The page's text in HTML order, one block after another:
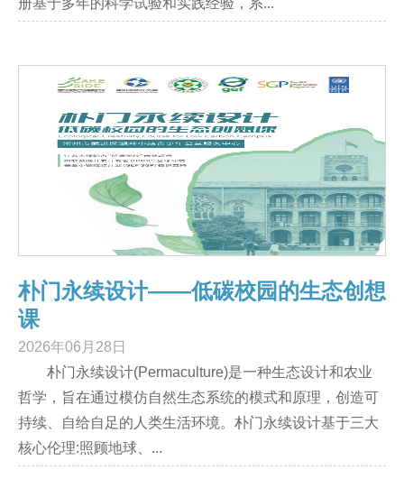
册基于多年的科学试验和实践经验，系...
朴门永续设计——低碳校园的生态创想
课
2026年06月28日
朴门永续设计(Permaculture)是一种生态设计和农业
哲学，旨在通过模仿自然生态系统的模式和原理，创造可
持续、自给自足的人类生活环境。朴门永续设计基于三大
核心伦理:照顾地球、...